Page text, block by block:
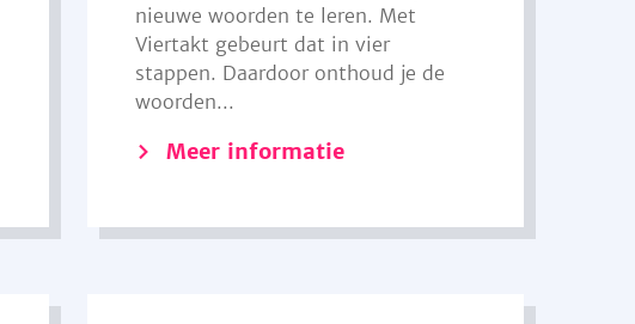
nieuwe woorden te leren. Met
Viertakt gebeurt dat in vier
stappen. Daardoor onthoud je de
woorden...
Meer informatie